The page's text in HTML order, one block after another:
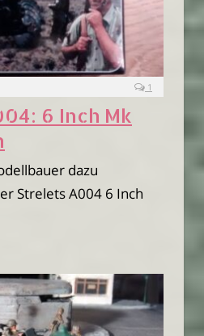
1
6 Inch Mk
dazu
Strelets A004 6 Inch